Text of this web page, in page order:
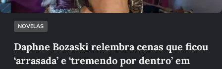
NOVELAS
Daphne Bozaski relembra cenas que ficou
‘arrasada’ e ‘tremendo por dentro’ em